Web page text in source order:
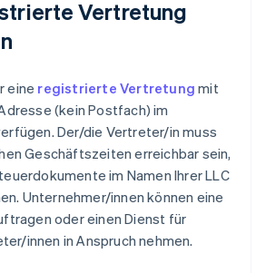
Vertretung
eine registrierte Vertretung mit
(kein Postfach) im
Der/die Vertreter/in muss
Geschäftszeiten erreichbar sein,
im Namen Ihrer LLC
Unternehmer/innen können eine
oder einen Dienst für
innen in Anspruch nehmen.